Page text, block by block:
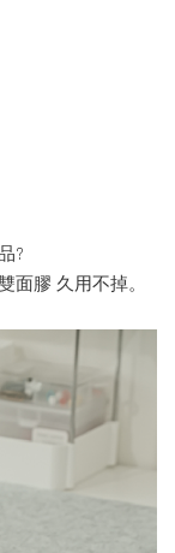
?
面膠 久用不掉。